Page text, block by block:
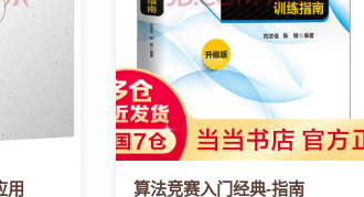
用
算法竞赛入门经典-指南